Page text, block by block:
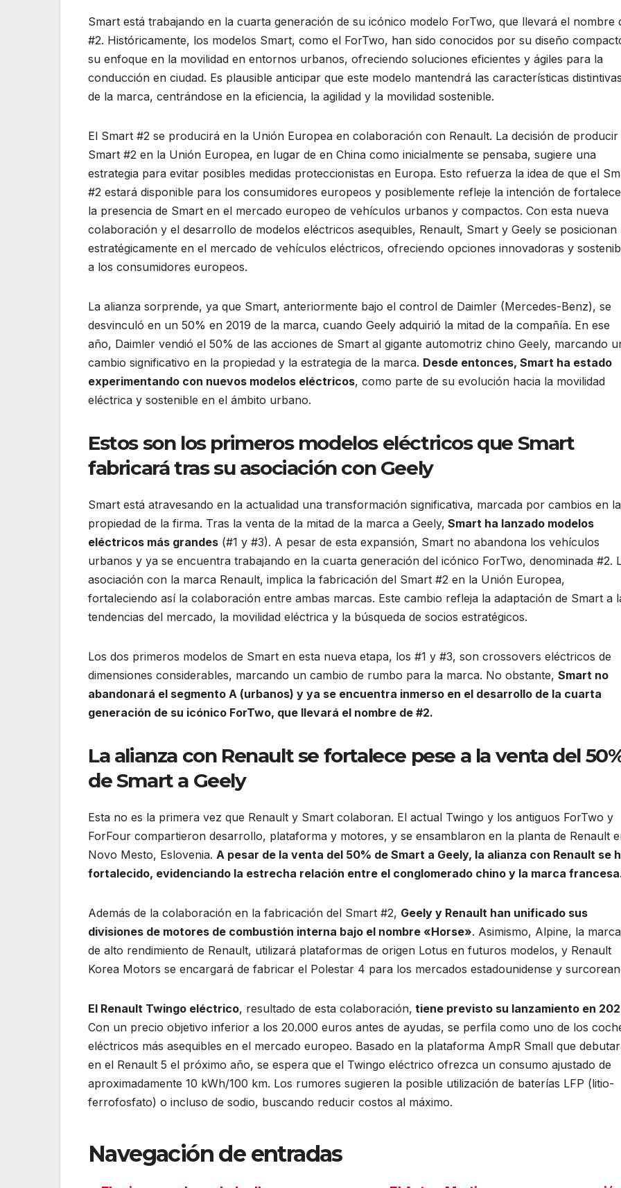
Smart está trabajando en la cuarta generación de su icónico modelo ForTwo, que llevará el nombre
#2. Históricamente, los modelos Smart, como el ForTwo, han sido conocidos por su diseño
su enfoque en la movilidad en entornos urbanos, ofreciendo soluciones eficientes y ágiles para la
conducción en ciudad. Es plausible anticipar que este modelo mantendrá las características
de la marca, centrándose en la eficiencia, la agilidad y la movilidad sostenible.
El Smart #2 se producirá en la Unión Europea en colaboración con Renault. La decisión de producir
Smart #2 en la Unión Europea, en lugar de en China como inicialmente se pensaba, sugiere una
estrategia para evitar posibles medidas proteccionistas en Europa. Esto refuerza la idea de que el
#2 estará disponible para los consumidores europeos y posiblemente refleje la intención de
la presencia de Smart en el mercado europeo de vehículos urbanos y compactos. Con esta nueva
colaboración y el desarrollo de modelos eléctricos asequibles, Renault, Smart y Geely se posicionan
estratégicamente en el mercado de vehículos eléctricos, ofreciendo opciones innovadoras y
a los consumidores europeos.
La alianza sorprende, ya que Smart, anteriormente bajo el control de Daimler (Mercedes-Benz), se
desvinculó en un 50% en 2019 de la marca, cuando Geely adquirió la mitad de la compañía. En ese
año, Daimler vendió el 50% de las acciones de Smart al gigante automotriz chino Geely, marcando
cambio significativo en la propiedad y la estrategia de la marca. Desde entonces, Smart ha estado
experimentando con nuevos modelos eléctricos, como parte de su evolución hacia la movilidad
eléctrica y sostenible en el ámbito urbano.
Estos son los primeros modelos eléctricos que Smart
fabricará tras su asociación con Geely
Smart está atravesando en la actualidad una transformación significativa, marcada por cambios en la
propiedad de la firma. Tras la venta de la mitad de la marca a Geely, Smart ha lanzado modelos
eléctricos más grandes (#1 y #3). A pesar de esta expansión, Smart no abandona los vehículos
urbanos y ya se encuentra trabajando en la cuarta generación del icónico ForTwo, denominada #2.
asociación con la marca Renault, implica la fabricación del Smart #2 en la Unión Europea,
fortaleciendo así la colaboración entre ambas marcas. Este cambio refleja la adaptación de Smart a
tendencias del mercado, la movilidad eléctrica y la búsqueda de socios estratégicos.
Los dos primeros modelos de Smart en esta nueva etapa, los #1 y #3, son crossovers eléctricos de
dimensiones considerables, marcando un cambio de rumbo para la marca. No obstante, Smart no
abandonará el segmento A (urbanos) y ya se encuentra inmerso en el desarrollo de la cuarta
generación de su icónico ForTwo, que llevará el nombre de #2.
La alianza con Renault se fortalece pese a la venta del
de Smart a Geely
Esta no es la primera vez que Renault y Smart colaboran. El actual Twingo y los antiguos ForTwo y
ForFour compartieron desarrollo, plataforma y motores, y se ensamblaron en la planta de Renault
Novo Mesto, Eslovenia. A pesar de la venta del 50% de Smart a Geely, la alianza con Renault se
fortalecido, evidenciando la estrecha relación entre el conglomerado chino y la marca
Además de la colaboración en la fabricación del Smart #2, Geely y Renault han unificado sus
divisiones de motores de combustión interna bajo el nombre «Horse». Asimismo, Alpine, la marca
de alto rendimiento de Renault, utilizará plataformas de origen Lotus en futuros modelos, y Renault
Korea Motors se encargará de fabricar el Polestar 4 para los mercados estadounidense y
El Renault Twingo eléctrico, resultado de esta colaboración, tiene previsto su lanzamiento en
Con un precio objetivo inferior a los 20.000 euros antes de ayudas, se perfila como uno de los
eléctricos más asequibles en el mercado europeo. Basado en la plataforma AmpR Small que
en el Renault 5 el próximo año, se espera que el Twingo eléctrico ofrezca un consumo ajustado de
aproximadamente 10 kWh/100 km. Los rumores sugieren la posible utilización de baterías LFP (litio-
ferrofosfato) o incluso de sodio, buscando reducir costos al máximo.
Navegación de entradas